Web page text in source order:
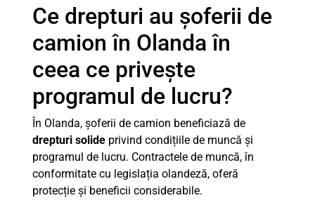
Ce drepturi au șoferii de
camion în Olanda în
ceea ce privește
programul de lucru?
În Olanda, șoferii de camion beneficiază de
drepturi solide privind condițiile de muncă și
programul de lucru. Contractele de muncă, în
conformitate cu legislația olandeză, oferă
protecție și beneficii considerabile.